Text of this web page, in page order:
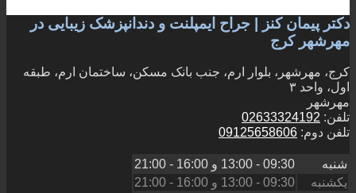
دکتر پیمان کنز | جراح ایمپلنت و دندانپزشک زیبایی در
مهرشهر کرج
کرج، مهرشهر، بلوار ارم، جنب بانک مسکن، ساختمان ارم، طبقه
اول، واحد ۳
مهرشهر
تلفن: 02633324192
تلفن دوم: 09125658606
شنبه 09:30 - 13:00 و 16:00 - 21:00
یکشنبه
09:30 - 13:00 و 16:00 - 21:00